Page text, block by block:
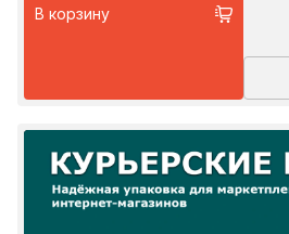
В корзину